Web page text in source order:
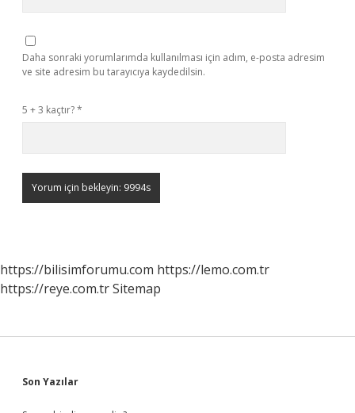
Daha sonraki yorumlarımda kullanılması için adım, e-posta adresim
ve site adresim bu tarayıcıya kaydedilsin.
5 + 3 kaçtır?*
https://bilisimforumu.com https://lemo.com.tr
https://reye.com.trSitemap
Sidebar
Son Yazılar